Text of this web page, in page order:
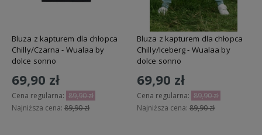
Bluza z kapturem dla chłopca
Chilly/Czarna - Wualaa by
dolce sonno
69,90 zł
Cena regularna: 89,90 zł
Najniższa cena: 89,90 zł
Bluza z kapturem dla chłopca
Chilly/Iceberg - Wualaa by
dolce sonno
69,90 zł
Cena regularna: 89,90 zł
Najniższa cena: 89,90 zł